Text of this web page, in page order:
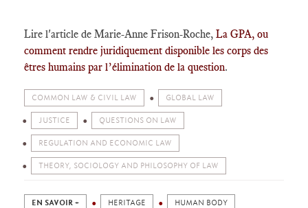
Lire l'article de Marie-Anne Frison-Roche, La GPA, ou
comment rendre juridiquement disponible les corps des
êtres humains par l’élimination de la question.
COMMON LAW & CIVIL LAW GLOBAL LAW
JUSTICE QUESTIONS ON LAW
REGULATION AND ECONOMIC LAW
THEORY, SOCIOLOGY AND PHILOSOPHY OF LAW
EN SAVOIR + HERITAGE HUMAN BODY